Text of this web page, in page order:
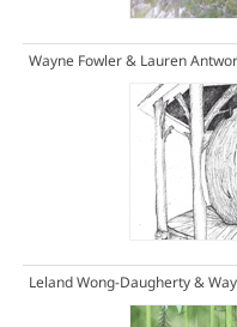
Wayne Fowler & Lauren
Leland Wong-Daugherty &